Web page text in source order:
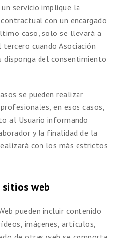
servicio implique la
con un encargado
caso, solo se llevará a
cuando Asociación
disponga del consentimiento
se pueden realizar
en esos casos,
al Usuario informando
y la finalidad de la
con los más estrictos
web
pueden incluir contenido
imágenes, artículos,